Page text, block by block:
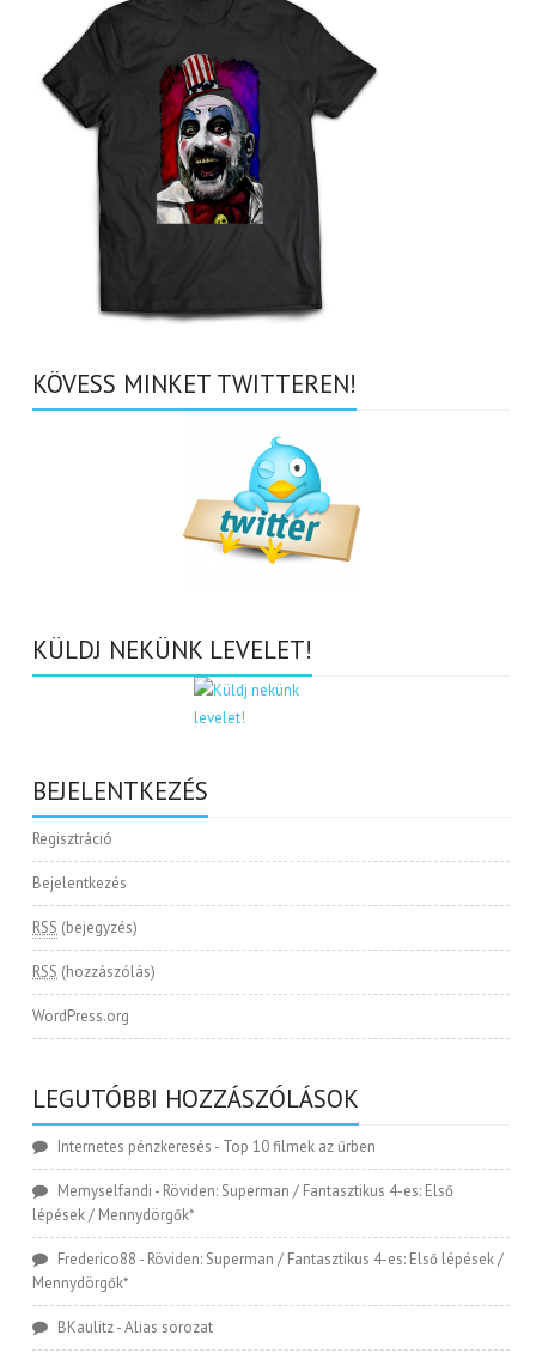
KÖVESS MINKET TWITTEREN!
KÜLDJ NEKÜNK LEVELET!
BEJELENTKEZÉS
Regisztráció
Bejelentkezés
RSS (bejegyzés)
RSS (hozzászólás)
WordPress.org
LEGUTÓBBI HOZZÁSZÓLÁSOK
Internetes pénzkeresés - Top 10 filmek az űrben
Memyselfandi - Röviden: Superman / Fantasztikus 4-es: Első
lépések / Mennydörgők*
Frederico88 - Röviden: Superman / Fantasztikus 4-es: Első lépések /
Mennydörgők*
BKaulitz-Alias sorozat